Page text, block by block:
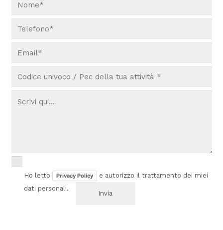
Ho letto Privacy Policy
e autorizzo il trattamento dei miei
dati personali.